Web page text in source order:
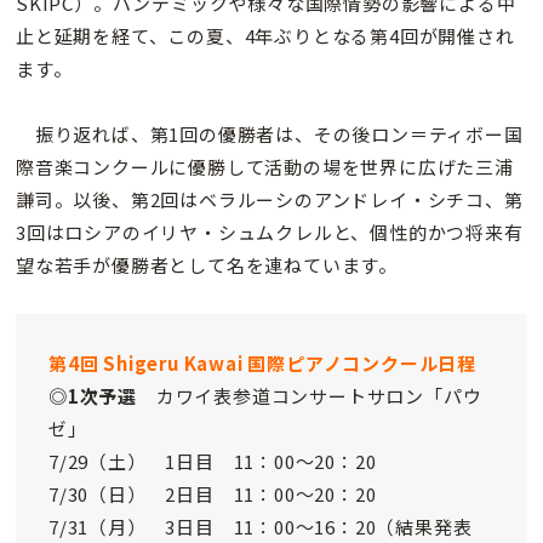
止と延期を経て、この夏、4年ぶりとなる第4回が開催され
ます。
振り返れば、第1回の優勝者は、その後ロン＝ティボー国
際音楽コンクールに優勝して活動の場を世界に広げた三浦
謙司。以後、第2回はベラルーシのアンドレイ・シチコ、第
3回はロシアのイリヤ・シュムクレルと、個性的かつ将来有
望な若手が優勝者として名を連ねています。
第4回 Shigeru Kawai 国際ピアノコンクール日程
◎1次予選 カワイ表参道コンサートサロン「パウ
ゼ」
7/29（土） 1日目 11：00～20：20
7/30（日） 2日目 11：00～20：20
7/31（月） 3日目 11：00～16：20（結果発表